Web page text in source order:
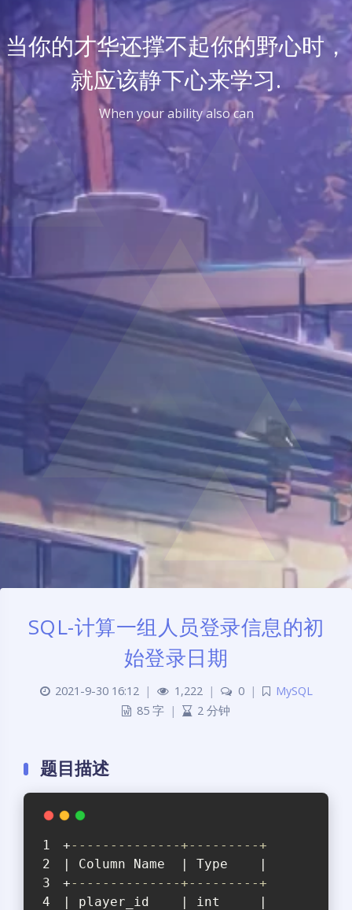
当你的才华还撑不起你的野心时，
就应该静下心来学习.
When your ability also can't cont
SQL-计算一组人员登录信息的初
始登录日期
2021-9-30 16:12 | 1,222 | 0 |
MySQL
85 字 | 2 分钟
题目描述
+--------------+---------+
| Column Name  | Type    |
+--------------+---------+
| player_id    | int     |